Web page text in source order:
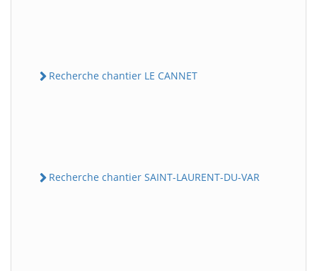
Recherche chantier LE CANNET
Recherche chantier SAINT-LAURENT-DU-VAR